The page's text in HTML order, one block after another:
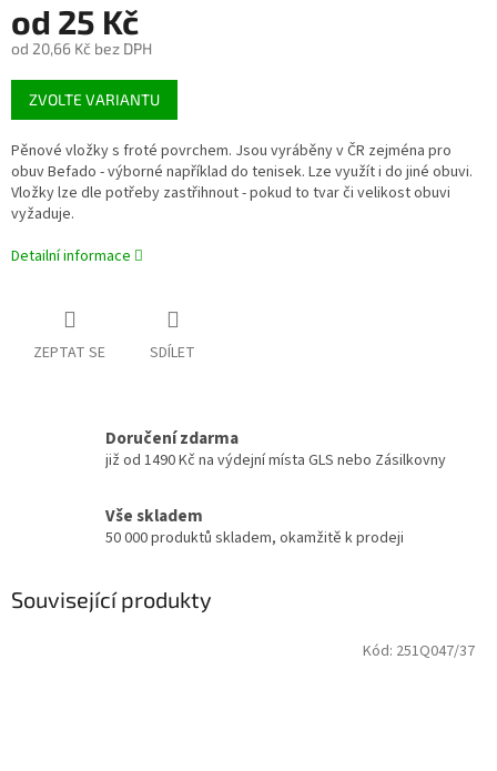
od 25 Kč
od 20,66 Kč bez DPH
Měrná
cena:
ZVOLTE VARIANTU
Pěnové vložky s froté povrchem. Jsou vyráběny v ČR zejména pro
obuv Befado - výborné například do tenisek. Lze využít i do jiné obuvi.
Vložky lze dle potřeby zastřihnout - pokud to tvar či velikost obuvi
vyžaduje.
Detailní informace
ZEPTAT SE SDÍLET
Doručení zdarma
již od 1490 Kč na výdejní místa GLS nebo Zásilkovny
Vše skladem
50 000 produktů skladem, okamžitě k prodeji
Související produkty
Kód: 251Q047/37